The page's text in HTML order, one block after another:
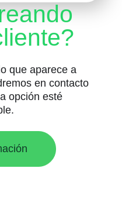
que aparece a
en contacto
opción esté